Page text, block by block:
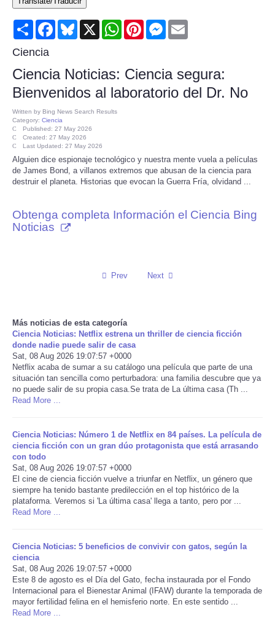
Consumer
Consumer Affairs Recalls
Food & Drug Recalls
Product Safety News
Entertainment
Health
Politics
Science
Social
Sports
Travel
USA
World
NOTICIAS
Portada de Noticias
America Latina
Share FacebookBluesky
X WhatsAppPinterestMessenger
Ciencia
Ciencia Noticias: Ciencia segura:
Bienvenidos al laboratorio del Dr. No
Written by Bing News Search Results
Category: Ciencia
Published: 27 May 2026
Created: 27 May 2026
Last Updated: 27 May 2026
Alguien dice espionaje tecnológico y nuestra mente vuela a películas
de James Bond, a villanos extremos que abusan de la ciencia para
destruir el planeta. Historias que evocan la Guerra Fría, olvidand ...
Obtenga completa Información el Ciencia Bing
Noticias
Prev Next
Más noticias de esta categoría
Ciencia Noticias: Netflix estrena un thriller de ciencia ficción
donde nadie puede salir de casa
Sat, 08 Aug 2026 19:07:57 +0000
Netflix acaba de sumar a su catálogo una película que parte de una
situación tan sencilla como perturbadora: una familia descubre que ya
no puede salir de su propia casa.Se trata de La última casa (Th ...
Read More ...
Ciencia Noticias: Número 1 de Netflix en 84 países. La película de
ciencia ficción con un gran dúo protagonista que está arrasando
con todo
Sat, 08 Aug 2026 19:07:57 +0000
El cine de ciencia ficción vuelve a triunfar en Netflix, un género que
siempre ha tenido bastante predilección en el top histórico de la
plataforma. Veremos si 'La última casa' llega a tanto, pero por ...
Read More ...
Ciencia Noticias: 5 beneficios de convivir con gatos, según la
ciencia
Sat, 08 Aug 2026 19:07:57 +0000
Este 8 de agosto es el Día del Gato, fecha instaurada por el Fondo
Internacional para el Bienestar Animal (IFAW) durante la temporada de
mayor fertilidad felina en el hemisferio norte. En este sentido ...
Read More ...